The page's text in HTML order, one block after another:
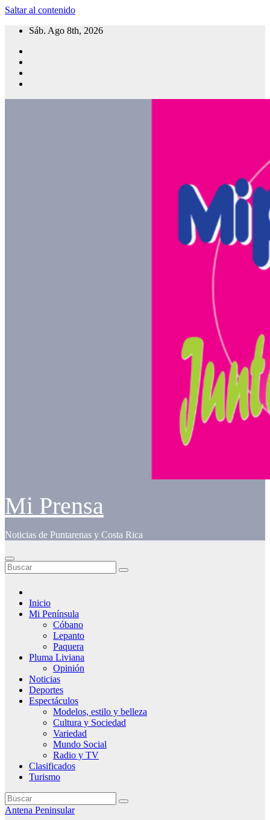
Saltar al contenido
Sáb. Ago 8th, 2026
Mi Prensa
Noticias de Puntarenas y Costa Rica
Inicio
Mi Península
Cóbano
Lepanto
Paquera
Pluma Liviana
Opinión
Noticias
Deportes
Espectáculos
Modelos, estilo y belleza
Cultura y Sociedad
Variedad
Mundo Social
Radio y TV
Clasificados
Turismo
Antena Peninsular